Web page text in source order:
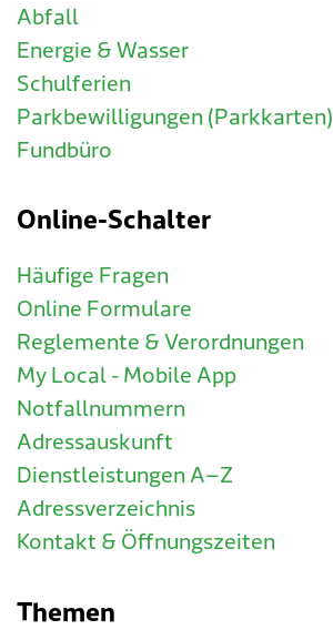
Abfall
Energie & Wasser
Schulferien
Parkbewilligungen (Parkkarten)
Fundbüro
Online-Schalter
Häufige Fragen
Online Formulare
Reglemente & Verordnungen
My Local - Mobile App
Notfallnummern
Adressauskunft
Dienstleistungen A–Z
Adressverzeichnis
Kontakt & Öffnungszeiten
Themen